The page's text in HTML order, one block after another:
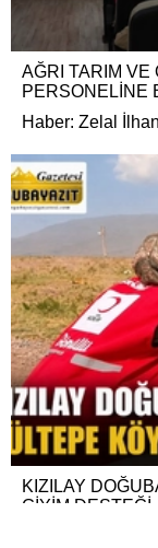
AĞRI TARIM VE
PERSONELİNE
Haber: Zelal İlhan
KIZILAY
GİYİM DESTEĞİ
Haber: Naime